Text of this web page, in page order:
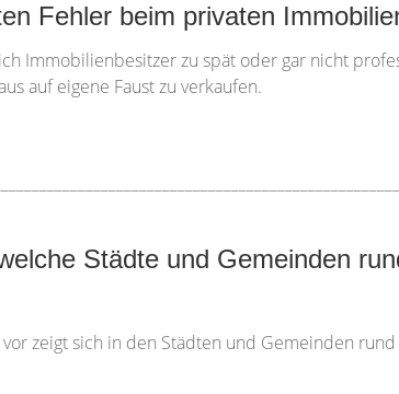
Fehler beim privaten
Immobilienbesitzer zu spät oder gar nicht
auf eigene Faust zu verkaufen.
Städte und Gemeinden
zeigt sich in den Städten und Gemeinden